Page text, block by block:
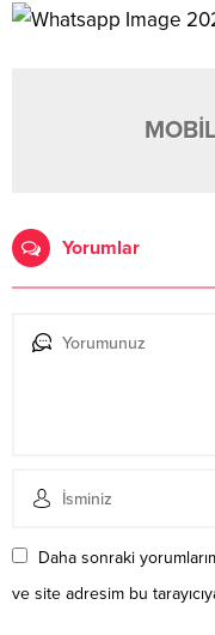
Yorumlar
Daha sonraki
ve site adresim bu